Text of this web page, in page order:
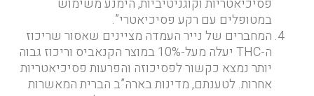
פסיכיאטריות וקוגניטיביות, הימנע משימוש
במטופלים עם רקע פסיכיאטרי”.
המחברים של נייר העמדה מציינים שאסור שריכוז
ה-THC יעלה מעל-10% במוצר הקנאביס וריכוז גבוה
יותר נמצא כקשור לפסיכוזה והפרעות פסיכיאטריות
אחרות. לטענתם, מדינות בארה”ב הברית המאשרות